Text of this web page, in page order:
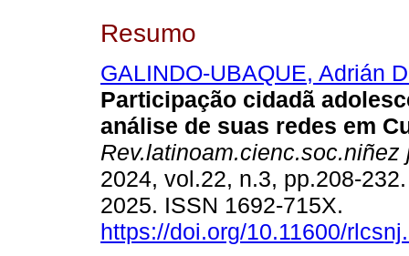
Resumo
GALINDO-UBAQUE, Adrián
Participação cidadã
análise de suas redes em
Rev.latinoam.cienc.soc.niñez
2024, vol.22, n.3, pp.208-
2025. ISSN 1692-715X.
https://doi.org/10.11600/